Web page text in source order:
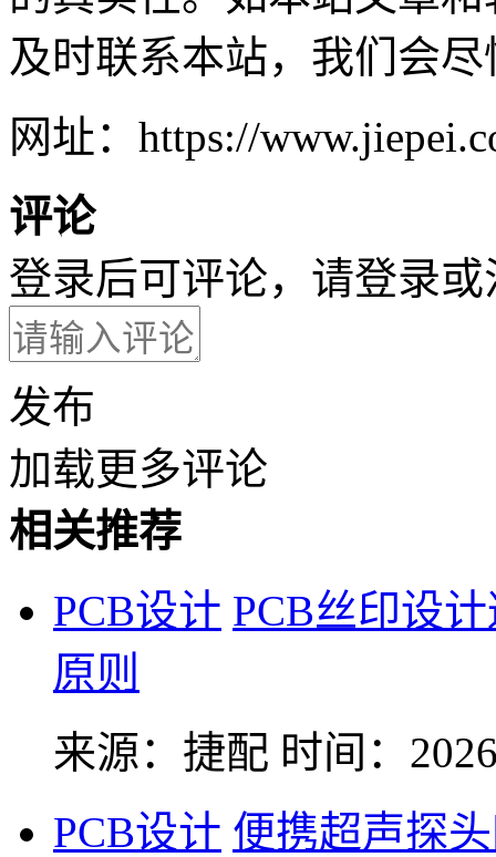
及时联系本站，我们会
网址：https://
评论
登录后可评论，请登录或
发布
加载更多评论
相关推荐
PCB设计 PCB丝印设
原则
来源：捷配 时间：
PCB设计 便携超声探